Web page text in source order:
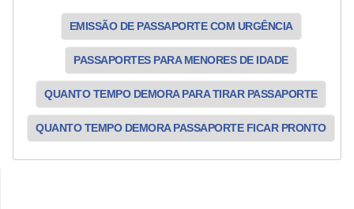
EMISSÃO DE PASSAPORTE COM URGÊNCIA
PASSAPORTES PARA MENORES DE IDADE
QUANTO TEMPO DEMORA PARA TIRAR PASSAPORTE
QUANTO TEMPO DEMORA PASSAPORTE FICAR PRONTO